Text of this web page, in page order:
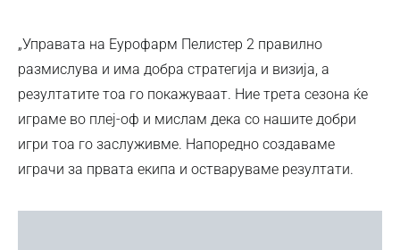
„Управата на Еурофарм Пелистер 2 правилно
размислува и има добра стратегија и визија, а
резултатите тоа го покажуваат. Ние трета сезона ќе
играме во плеј-оф и мислам дека со нашите добри
игри тоа го заслуживме. Напоредно создаваме
играчи за првата екипа и остваруваме резултати.